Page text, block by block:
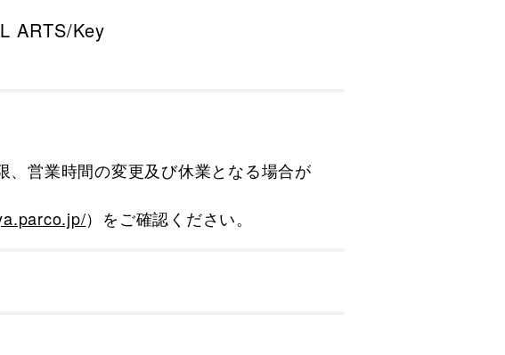
ARTS/Key
営業時間の変更及び休業となる場合が
）をご確認ください。